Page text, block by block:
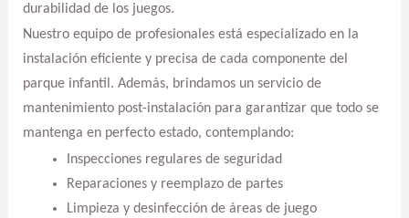
durabilidad de los juegos.
Nuestro equipo de profesionales está especializado en la
instalación eficiente y precisa de cada componente del
parque infantil. Además, brindamos un servicio de
mantenimiento post-instalación para garantizar que todo se
mantenga en perfecto estado, contemplando:
Inspecciones regulares de seguridad
Reparaciones y reemplazo de partes
Limpieza y desinfección de áreas de juego